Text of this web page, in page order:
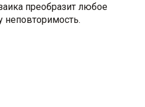
преобразит любое